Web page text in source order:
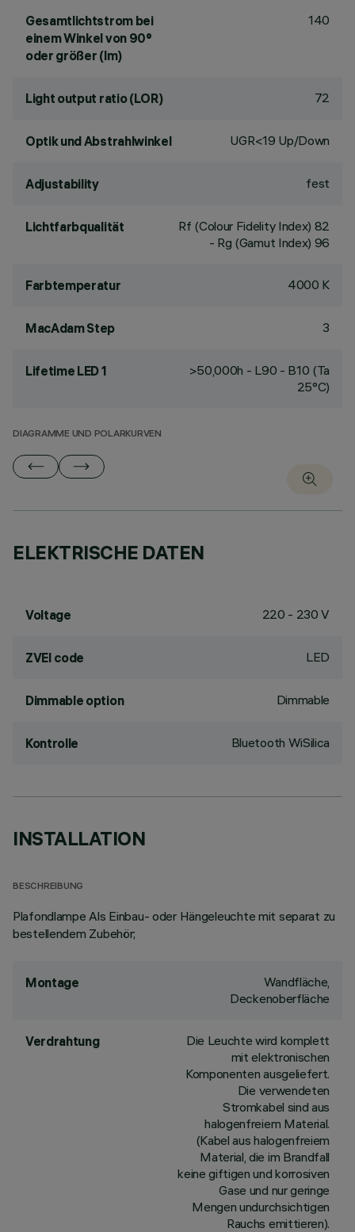
Gesamtlichtstrom bei
einem Winkel von 90°
oder größer (lm)
140
Light output ratio (LOR) 72
Optik und Abstrahlwinkel UGR<19 Up/Down
Adjustability fest
Lichtfarbqualität
Rf (Colour Fidelity Index) 82
- Rg (Gamut Index) 96
Farbtemperatur 4000 K
MacAdam Step 3
Lifetime LED 1
>50,000h - L90 - B10 (Ta
25°C)
DIAGRAMME UND POLARKURVEN
ELEKTRISCHE DATEN
Voltage 220 - 230 V
ZVEI code LED
Dimmable option Dimmable
Kontrolle Bluetooth WiSilica
INSTALLATION
BESCHREIBUNG
Plafondlampe Als Einbau- oder Hängeleuchte mit separat zu
bestellendem Zubehör;
Montage
Wandfläche,
Deckenoberfläche
Verdrahtung
Die Leuchte wird komplett
mit elektronischen
Komponenten ausgeliefert.
Die verwendeten
Stromkabel sind aus
halogenfreiem Material.
(Kabel aus halogenfreiem
Material, die im Brandfall
keine giftigen und korrosiven
Gase und nur geringe
Mengen undurchsichtigen
Rauchs emittieren).